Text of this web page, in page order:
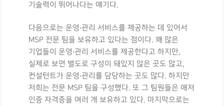
기술력이 뛰어나다는 얘기다.
다음으로는 운영‧관리 서비스를 제공하는 데 있어서
MSP 전문 팀을 보유하고 있다는 점이다. 꽤 많은
기업들이 운영‧관리 서비스를 제공한다고 하지만,
실제로 보면 별도로 구성이 돼있지 않은 곳도 많고,
컨설턴트가 운영‧관리를 담당하는 곳도 많다. 하지만
저희는 전문 MSP 팀을 구성했다. 또 그 팀원들은 애저
인증 자격증을 여러 개 보유하고 있다. 마지막으로는